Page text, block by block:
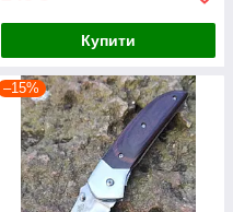
Купити
–15%